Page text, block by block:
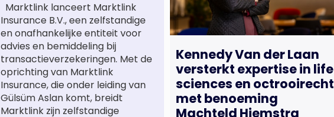
Marktlink lanceert Marktlink
Insurance B.V., een zelfstandige
en onafhankelijke entiteit voor
advies en bemiddeling bij
transactieverzekeringen. Met de
oprichting van Marktlink
Insurance, die onder leiding van
Gülsüm Aslan komt, breidt
Marktlink zijn zelfstandige
Kennedy Van der Laan
versterkt expertise in life
sciences en octrooirecht
met benoeming
Machteld Hiemstra